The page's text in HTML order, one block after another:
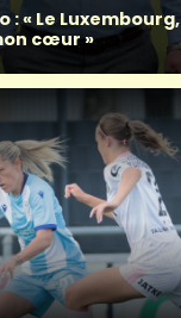
: « Le Luxembourg,
cœur »